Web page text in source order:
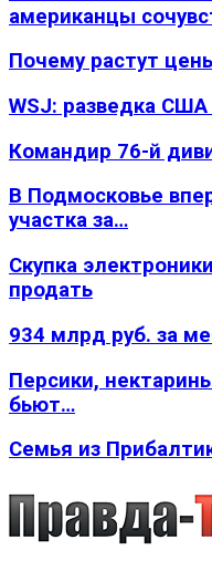
американцы
Почему растут
WSJ: разведка
Командир 76-й
В Подмосковье
участка за…
Скупка
продать
934 млрд руб. за
Персики,
бьют…
Семья из